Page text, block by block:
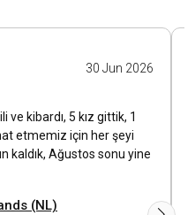
30 Jun 2026
ve kibardı, 5 kız gittik, 1
etmemiz için her şeyi
kaldık, Ağustos sonu yine
(NL)